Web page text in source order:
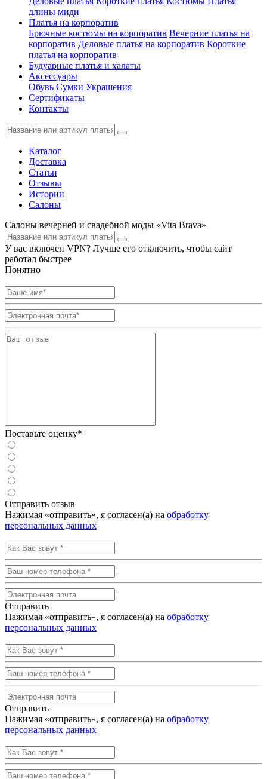
длины миди
Платья на корпоратив
Брючные костюмы на корпоратив Вечерние платья на
корпоратив Деловые платья на корпоратив Короткие
платья на корпоратив
Будуарные платья и халаты
Аксессуары
Обувь Сумки Украшения
Сертификаты
Контакты
Каталог
Доставка
Статьи
Отзывы
Истории
Салоны
Салоны вечерней и свадебной моды «Vita Brava»
У вас включен VPN? Лучше его отключить, чтобы сайт
работал быстрее
Понятно
Поставьте оценку*
Отправить отзыв
Нажимая «отправить», я согласен(а) на обработку
персональных данных
Отправить
Нажимая «отправить», я согласен(а) на обработку
персональных данных
Отправить
Нажимая «отправить», я согласен(а) на обработку
персональных данных